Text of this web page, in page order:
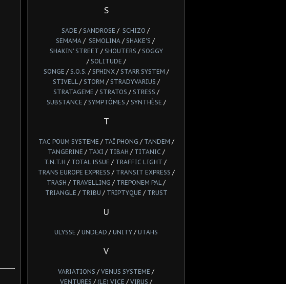
S
SADE / SANDROSE / SCHIZO /
SEMAMA / SEMOLINA / SHAKE'S /
SHAKIN' STREET / SHOUTERS / SOGGY
/ SOLITUDE /
SONGE / S.O.S. / SPHINX/ STARR SYSTEM /
STIVELL/ STORM / STRADYVARIUS /
STRATAGEME / STRATOS / STRESS /
SUBSTANCE / SYMPTÔMES / SYNTHÈSE /
T
TAC POUM SYSTEME / TAÏ PHONG / TANDEM /
TANGERINE / TAXI / TIBAH / TITANIC /
T.N.T.H / TOTAL ISSUE / TRAFFIC LIGHT /
TRANS EUROPE EXPRESS / TRANSIT EXPRESS /
TRASH / TRAVELLING / TREPONEM PAL/
TRIANGLE / TRIBU / TRIPTYQUE / TRUST
U
ULYSSE / UNDEAD / UNITY / UTAHS
V
VARIATIONS / VENUS SYSTEME /
VENTURES / (LE) VICE / VIRUS /